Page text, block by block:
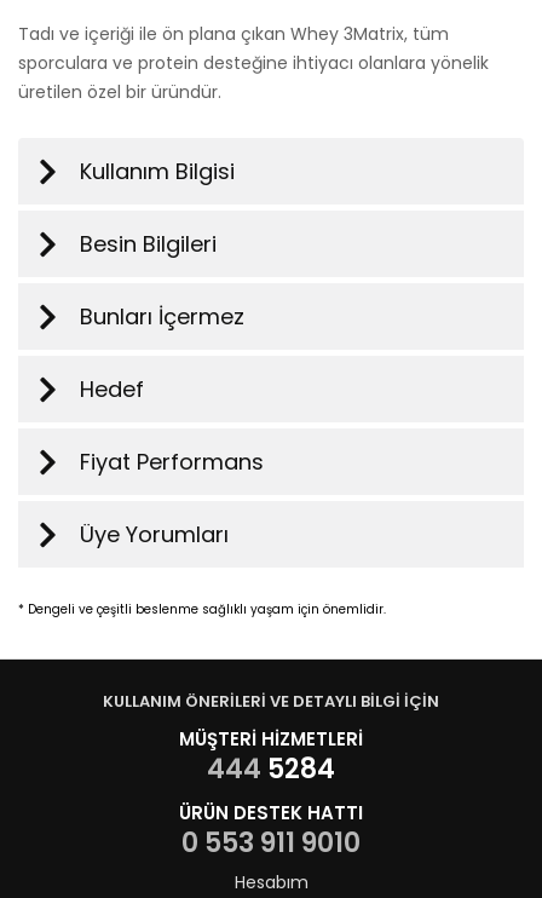
Tadı ve içeriği ile ön plana çıkan Whey 3Matrix, tüm
sporculara ve protein desteğine ihtiyacı olanlara yönelik
üretilen özel bir üründür.
Kullanım Bilgisi
Besin Bilgileri
Bunları İçermez
Hedef
Fiyat Performans
Üye Yorumları
* Dengeli ve çeşitli beslenme sağlıklı yaşam için önemlidir.
KULLANIM ÖNERİLERİ VE DETAYLI BİLGİ İÇİN
MÜŞTERİ HİZMETLERİ
444 5284
ÜRÜN DESTEK HATTI
0 553 911 9010
Hesabım